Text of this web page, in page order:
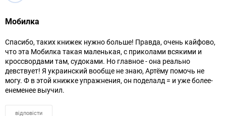
Мобилка
Спасибо, таких книжек нужно больше! Правда, очень кайфово,
что эта Мобилка такая маленькая, с приколами всякими и
кроссвордами там, судоками. Но главное - она реально
девствует! Я украинский вообще не знаю, Артёму помочь не
могу. Ф в этой книжке упражнения, он поделалд = и уже более-
енеменее выучил.
відповісти